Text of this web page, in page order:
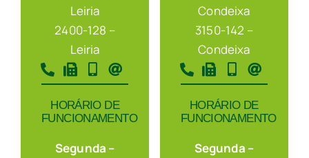
Leiria
2400-128 –
Leiria
HORÁRIO DE
FUNCIONAMENTO
Segunda –
Condeixa
3150-142 –
Condeixa
HORÁRIO DE
FUNCIONAMENTO
Segunda –